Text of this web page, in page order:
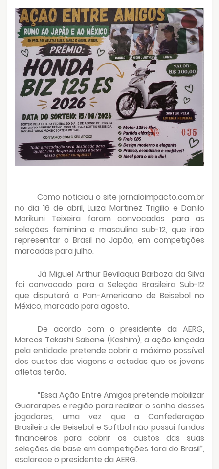
Como noticiou o site jornaloimpacto.com.br
no dia 16 de abril, Luiza Martinez Trigilio e Danilo
Morikuni Teixeira foram convocados para as
seleções feminina e masculina sub-12, que irão
representar o Brasil no Japão, em competições
marcadas para julho.
Já Miguel Arthur Bevilaqua Barboza da Silva
foi convocado para a Seleção Brasileira Sub-12
que disputará o Pan-Americano de Beisebol no
México, marcado para agosto.
De acordo com o presidente da AERG,
Marcos Takashi Sabane (Kashim), a ação lançada
pela entidade pretende cobrir o máximo possível
dos custos das viagens e estadas que os jovens
atletas terão.
“Essa Ação Entre Amigos pretende mobilizar
Guararapes e região para realizar o sonho desses
jogadores, uma vez que a Confederação
Brasileira de Beisebol e Softbol não possui fundos
financeiros para cobrir os custos das suas
seleções de base em competições fora do Brasil”,
esclarece o presidente da AERG.